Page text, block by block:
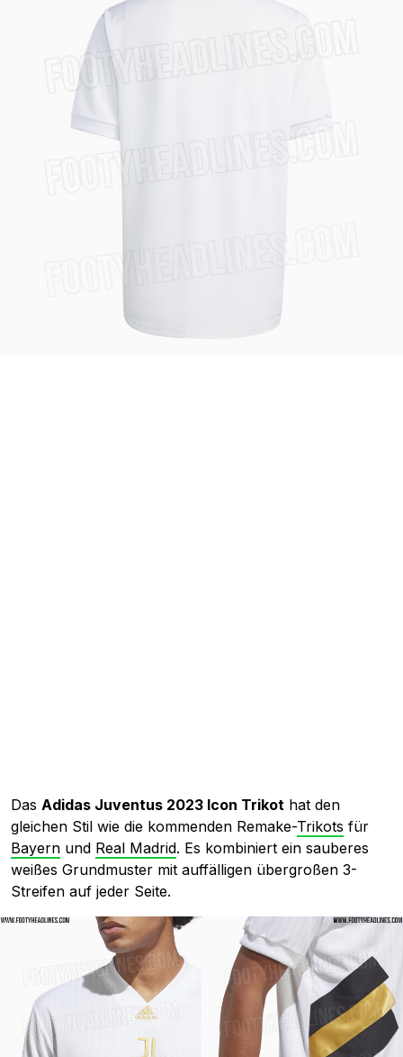
Das Adidas Juventus 2023 Icon Trikot hat den
gleichen Stil wie die kommenden Remake-Trikots für
Bayern und Real Madrid. Es kombiniert ein sauberes
weißes Grundmuster mit auffälligen übergroßen 3-
Streifen auf jeder Seite.